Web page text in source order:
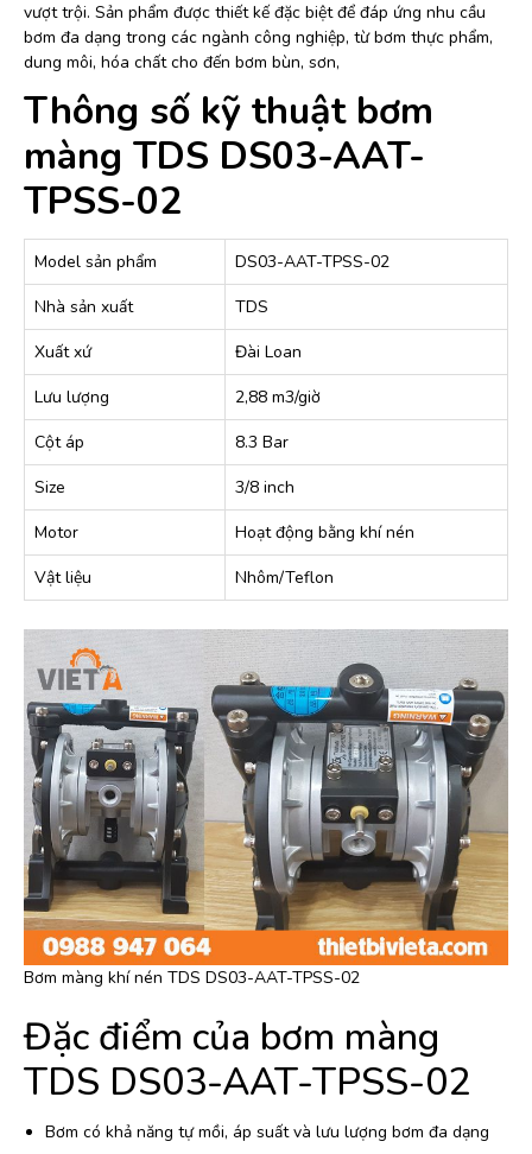
vượt trội. Sản phẩm được thiết kế đặc biệt để đáp ứng nhu cầu
bơm đa dạng trong các ngành công nghiệp, từ bơm thực phẩm,
dung môi, hóa chất cho đến bơm bùn, sơn,
Thông số kỹ thuật bơm
màng TDS DS03-AAT-
TPSS-02
Model sản phẩm
DS03-AAT-TPSS-02
Nhà sản xuất
TDS
Xuất xứ
Đài Loan
Lưu lượng
2,88 m3/giờ
Cột áp
8.3 Bar
Size
3/8 inch
Motor
Hoạt động bằng khí nén
Vật liệu
Nhôm/Teflon
Bơm màng khí nén TDS DS03-AAT-TPSS-02
Đặc điểm của bơm màng
TDS DS03-AAT-TPSS-02
Bơm có khả năng tự mồi, áp suất và lưu lượng bơm đa dạng